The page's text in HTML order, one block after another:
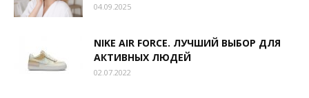
04.09.2025
NIKE AIR FORCE. ЛУЧШИЙ ВЫБОР ДЛЯ
АКТИВНЫХ ЛЮДЕЙ
02.07.2022